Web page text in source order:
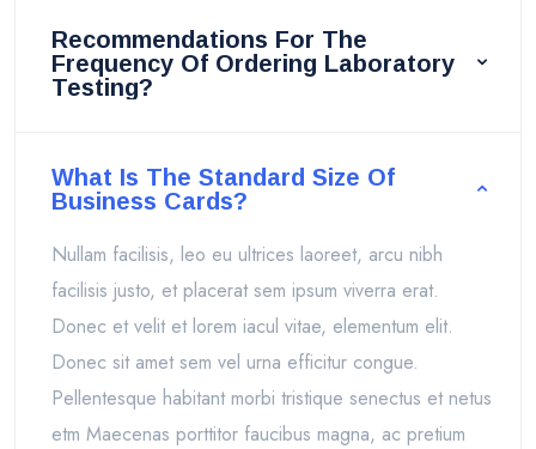
Recommendations For The
Frequency Of Ordering Laboratory
Testing?
What Is The Standard Size Of
Business Cards?
Nullam facilisis, leo eu ultrices laoreet, arcu nibh
facilisis justo, et placerat sem ipsum viverra erat.
Donec et velit et lorem iacul vitae, elementum elit.
Donec sit amet sem vel urna efficitur congue.
Pellentesque habitant morbi tristique senectus et netus
etm Maecenas porttitor faucibus magna, ac pretium